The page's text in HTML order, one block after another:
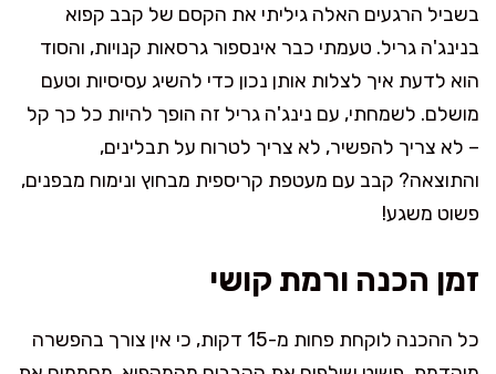
בשביל הרגעים האלה גיליתי את הקסם של קבב קפוא
בנינג'ה גריל. טעמתי כבר אינספור גרסאות קנויות, והסוד
הוא לדעת איך לצלות אותן נכון כדי להשיג עסיסיות וטעם
מושלם. לשמחתי, עם נינג'ה גריל זה הופך להיות כל כך קל
– לא צריך להפשיר, לא צריך לטרוח על תבלינים,
והתוצאה? קבב עם מעטפת קריספית מבחוץ ונימוח מבפנים,
פשוט משגע!
זמן הכנה ורמת קושי
כל ההכנה לוקחת פחות מ-15 דקות, כי אין צורך בהפשרה